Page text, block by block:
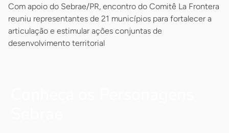
Com apoio do Sebrae/PR, encontro do Comitê La Frontera
reuniu representantes de 21 municípios para fortalecer a
articulação e estimular ações conjuntas de
desenvolvimento territorial